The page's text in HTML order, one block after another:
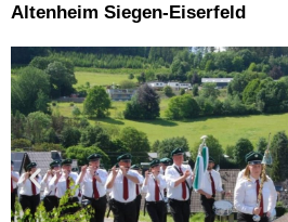
Altenheim Siegen-Eiserfeld